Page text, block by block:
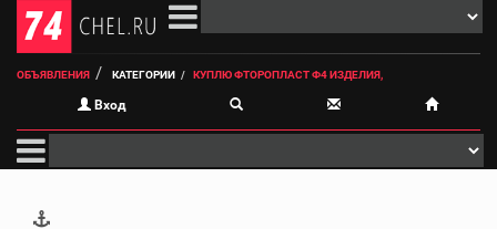
ОБЪЯВЛЕНИЯ КАТЕГОРИИ КУПЛЮ ФТОРОПЛАСТ Ф4 ИЗДЕЛИЯ,
Вход